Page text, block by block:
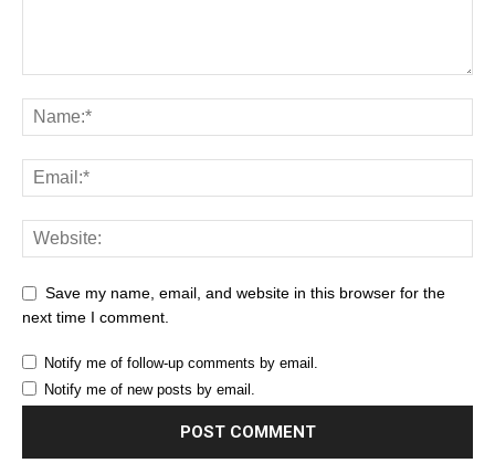
Save my name, email, and website in this browser for the
next time I comment.
Notify me of follow-up comments by email.
Notify me of new posts by email.